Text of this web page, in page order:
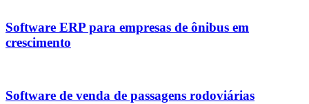
Software ERP para empresas de ônibus em
crescimento
Software de venda de passagens rodoviárias